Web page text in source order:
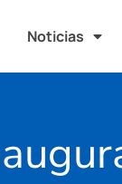
Noticias